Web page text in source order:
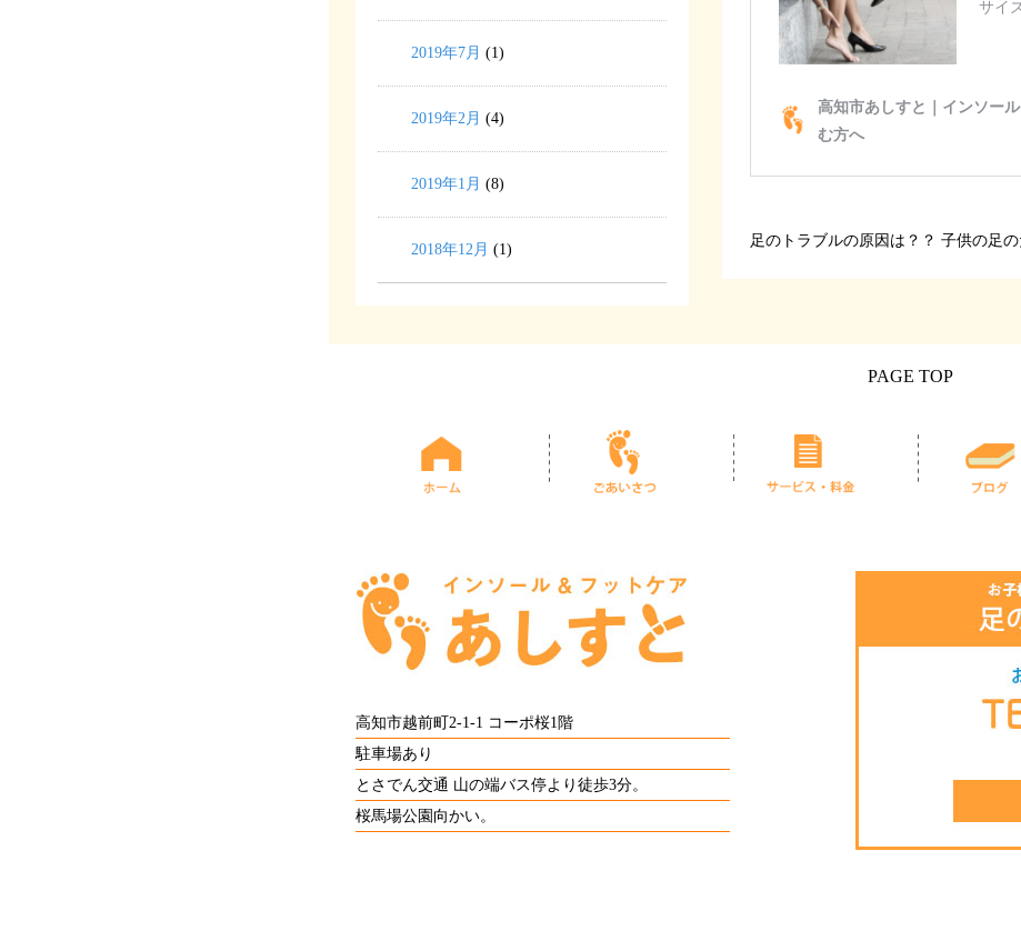
足のトラブルの原因は？？ 子供の足
2019年7月 (1)
2019年2月 (4)
2019年1月 (8)
2018年12月 (1)
PAGE TOP
高知市越前町2-1-1 コーポ桜1階
駐車場あり
とさでん交通 山の端バス停より徒歩3分。
桜馬場公園向かい。